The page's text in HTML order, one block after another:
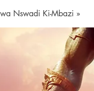
Nswadi Ki-Mbazi »